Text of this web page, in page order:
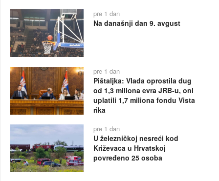
pre 1 dan
Na današnji dan 9. avgust
pre 1 dan
Pištaljka: Vlada oprostila dug
od 1,3 miliona evra JRB-u, oni
uplatili 1,7 miliona fondu Vista
rika
pre 1 dan
U železničkoj nesreći kod
Križevaca u Hrvatskoj
povređeno 25 osoba